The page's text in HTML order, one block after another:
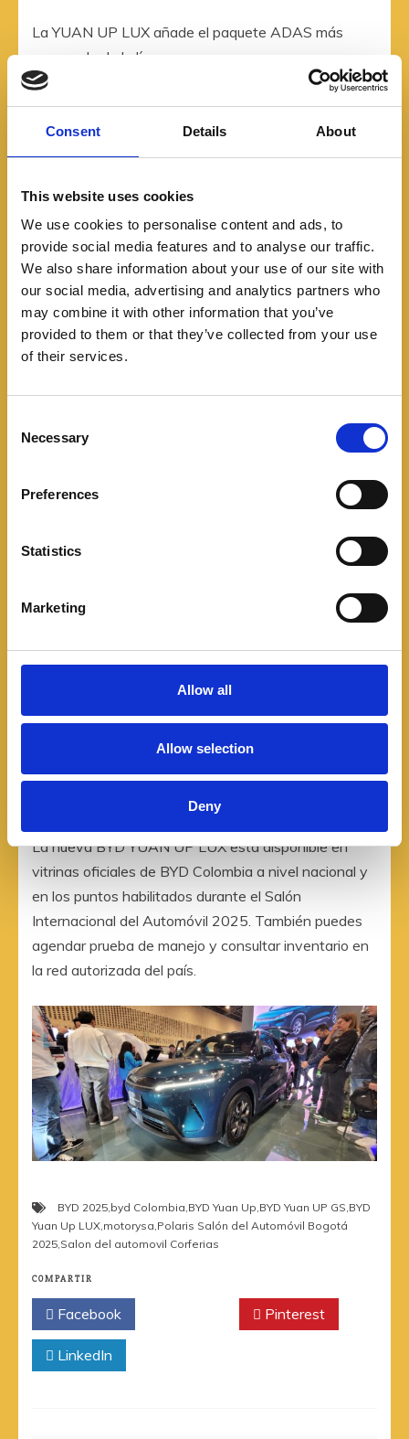
Consent Details About
This website uses cookies
We use cookies to personalise content and ads, to
provide social media features and to analyse our traffic.
We also share information about your use of our site with
our social media, advertising and analytics partners who
may combine it with other information that you’ve
provided to them or that they’ve collected from your use
of their services.
Necessary
Preferences
Statistics
Marketing
Allow all
Allow selection
Deny
La YUAN UP LUX añade el paquete ADAS más
avanzado de la línea:
* Asistencia de frenado de emergencia (AEB)
* Control crucero adaptativo (ACC) e inteligente
(ICC)
* Reconocimiento de señales de tránsito (TSR)
* Alerta y freno de tráfico cruzado trasero
(RCTA/RCTB)
* Alerta de colisión trasera (RCW)
* Control inteligente de límite de velocidad (ISLC)
Incluye 6 airbags, control de estabilidad, alarma de
cinturones y anclajes ISOFIX.
Conectividad y tecnología
La SUV incorpora un ecosistema tecnológico
* Rotación eléctrica de pantalla
* Volante multifuncional tipo D ajustable
* Sensor de lluvia y advertencia de puerta abierta
Precio en Colombia
Precio de lanzamiento: $114.990.000 COP
La nueva BYD YUAN UP LUX está disponible en
vitrinas oficiales de BYD Colombia a nivel nacional y
en los puntos habilitados durante el Salón
Internacional del Automóvil 2025. También puedes
agendar prueba de manejo y consultar inventario en
la red autorizada del país.
BYD 2025 byd Colombia BYD Yuan Up BYD Yuan UP GS BYD
Yuan Up LUX motorysa Polaris Salón del Automóvil Bogotá
2025 Salon del automovil Corferias
COMPARTIR
Facebook Pinterest
LinkedIn